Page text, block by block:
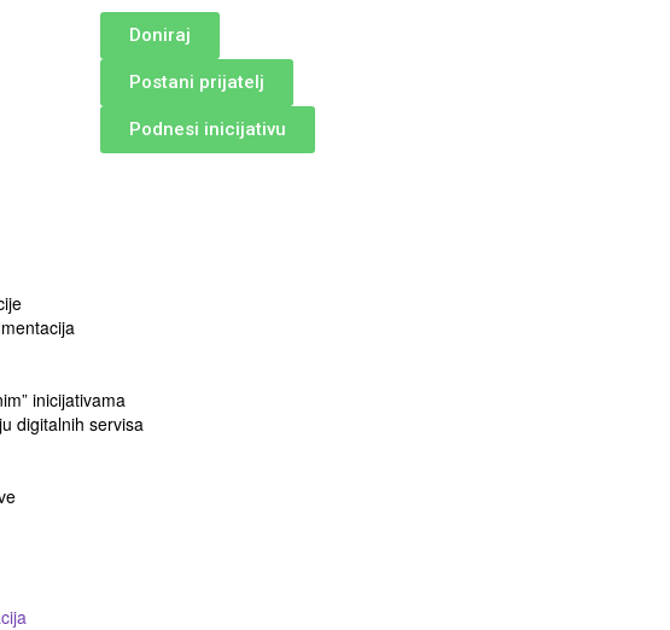
Doniraj
Postani prijatelj
Podnesi inicijativu
inicijativama
digitalnih servisa